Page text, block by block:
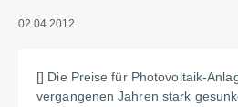
02.04.2012
[] Die Preise für Photovoltaik-
vergangenen Jahren stark